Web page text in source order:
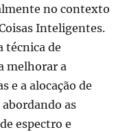
no contexto
Inteligentes.
técnica de
melhorar a
e a alocação de
as
espectro e